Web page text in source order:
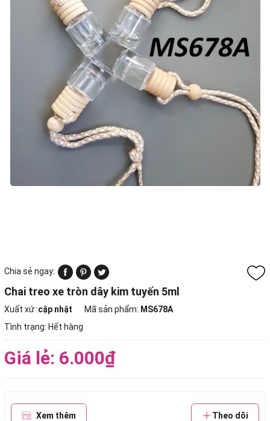
Chia sẻ ngay:
Chai treo xe tròn dây kim tuyến 5ml
Xuất xứ :cập nhật Mã sản phẩm: MS678A
Tình trạng: Hết hàng
Giá lẻ: 6.000₫
Xem thêm Theo dõi